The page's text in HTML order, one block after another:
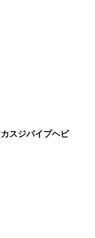
スジパイプヘビ